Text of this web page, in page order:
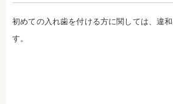
歯学博士（口腔外科学）
日本大学歯学部非常勤講師
社会福祉法人富士白苑理事
初めての入れ歯を付ける方に関しては、違
す。